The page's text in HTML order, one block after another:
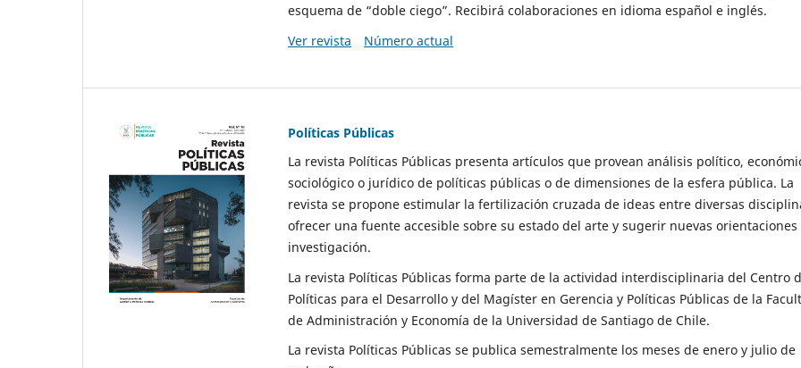
esquema de “doble ciego”. Recibirá colaboraciones en idioma español e inglés.
Ver revista
Número actual
Políticas Públicas
La revista Políticas Públicas presenta artículos que provean análisis político,
sociológico o jurídico de políticas públicas o de dimensiones de la esfera pública. La
revista se propone estimular la fertilización cruzada de ideas entre diversas
ofrecer una fuente accesible sobre su estado del arte y sugerir nuevas orientaciones
investigación.
La revista Políticas Públicas forma parte de la actividad interdisciplinaria del Centro
Políticas para el Desarrollo y del Magíster en Gerencia y Políticas Públicas de la
de Administración y Economía de la Universidad de Santiago de Chile.
La revista Políticas Públicas se publica semestralmente los meses de enero y julio de